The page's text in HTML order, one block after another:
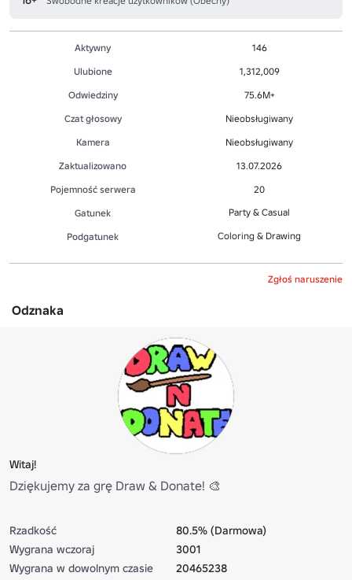
Aktywny
146
Ulubione
1,312,009
Odwiedziny
75.6M+
Czat głosowy
Nieobsługiwany
Kamera
Nieobsługiwany
Zaktualizowano
13.07.2026
Pojemność serwera
20
Gatunek
Party & Casual
Podgatunek Coloring & Drawing
Zgłoś naruszenie
Odznaka
Witaj!
Dziękujemy za grę Draw & Donate! 🎨
Rzadkość
80.5% (Darmowa)
Wygrana wczoraj
3001
Wygrana w dowolnym czasie
20465238